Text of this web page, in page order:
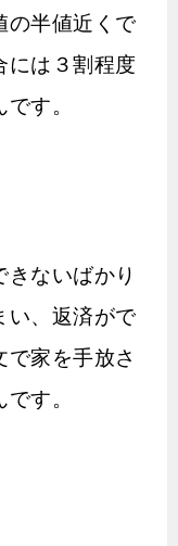
の半値近くで
には３割程度
す。
ないばかり
い、返済がで
で家を手放さ
す。